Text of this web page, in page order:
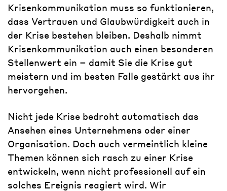
Krisenkommunikation muss so funktionieren,
dass Vertrauen und Glaubwürdigkeit auch in
der Krise bestehen bleiben. Deshalb nimmt
Krisenkommunikation auch einen besonderen
Stellenwert ein – damit Sie die Krise gut
meistern und im besten Falle gestärkt aus ihr
hervorgehen.
Nicht jede Krise bedroht automatisch das
Ansehen eines Unternehmens oder einer
Organisation. Doch auch vermeintlich kleine
Themen können sich rasch zu einer Krise
entwickeln, wenn nicht professionell auf ein
solches Ereignis reagiert wird. Wir